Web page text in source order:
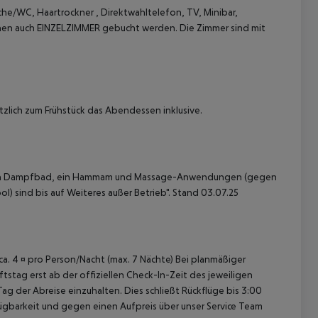
WC, Haartrockner , Direktwahltelefon, TV, Minibar,
auch EINZELZIMMER gebucht werden. Die Zimmer sind mit
zum Frühstück das Abendessen inklusive.
ein Hammam und Massage-Anwendungen (gegen
sind bis auf Weiteres außer Betrieb". Stand 03.07.25
4 ¤ pro Person/Nacht (max. 7 Nächte) Bei planmäßiger
erst ab der offiziellen Check-In-Zeit des jeweiligen
der Abreise einzuhalten. Dies schließt Rückflüge bis 3:00
und gegen einen Aufpreis über unser Service Team